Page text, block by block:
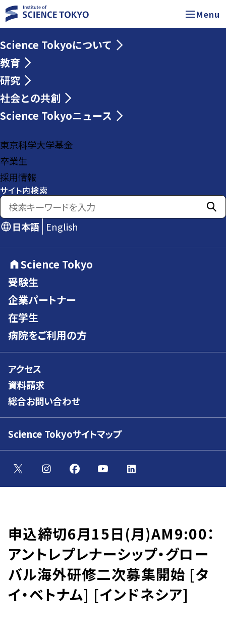
Menu
Science Tokyoについて
教育
研究
社会との共創
Science Tokyoニュース
東京科学大学基金
卒業生
採用情報
サイト内検索
日本語 English
Science Tokyo
受験生
企業パートナー
在学生
病院をご利用の方
アクセス
資料請求
総合お問い合わせ
Science Tokyoサイトマップ
申込締切6月15日(月)AM9:00：
アントレプレナーシップ・グロー
バル海外研修二次募集開始 [タ
イ・ベトナム] [インドネシア]